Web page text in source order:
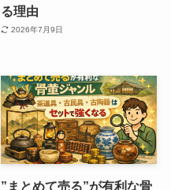
る理由
2026年7月9日
”まとめて売る”が有利な骨